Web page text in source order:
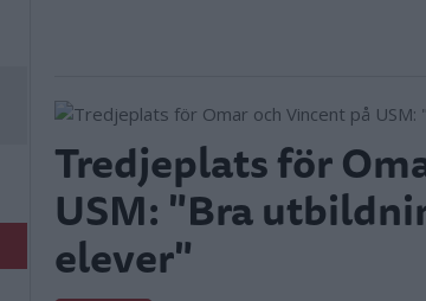
Tredjeplats för
USM: "Bra
elever"